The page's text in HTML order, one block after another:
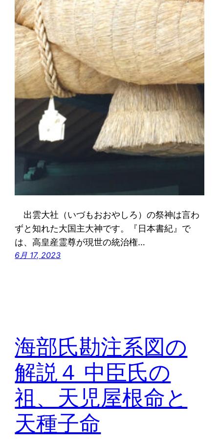
出雲大社（いづもおおやしろ）の祭神は言わ
ずと知れた大国主大神です。『日本書紀』で
は、高皇産霊尊が現世の統治権…
6月 17, 2023
海部氏勘注系図の
解説４ 中臣氏の
祖、天児屋根命と
天種子命